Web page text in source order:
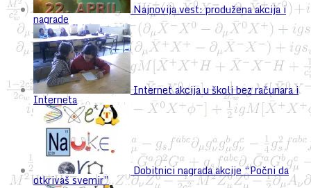
Najnovija vest: produžena akcija i
nagrade
Internet akcija u školi bez računara i
Interneta
Dobitnici nagrada akcije “Počni da
otkrivaš svemir”